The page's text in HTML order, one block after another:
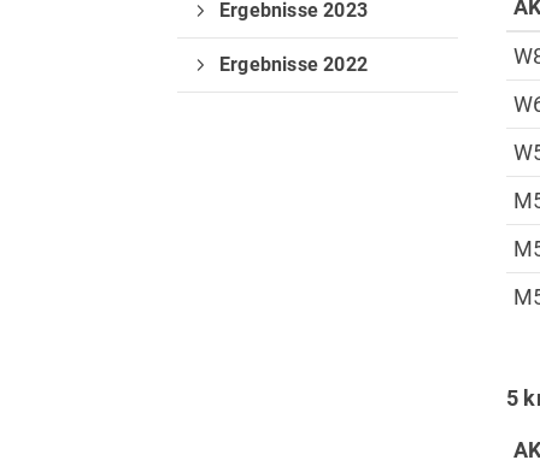
AK
5
AK
Ergebnisse 2023
Ergebnisse 2022
Verein
Vorstand